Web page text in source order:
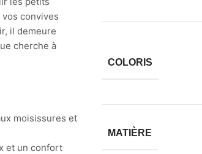
convives
il demeure
cherche à
moisissures et
et un confort
COLORIS
MATIÈRE